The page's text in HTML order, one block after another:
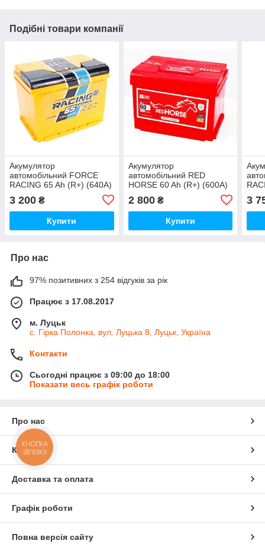
Подібні товари компанії
Акумулятор
автомобільний FORCE
RACING 65 Ah (R+) (640А)
3 200 ₴
Купити
Акумулятор
автомобільний RED
HORSE 60 Ah (R+) (600А)
2 800₴
Купити
3
Про нас
97% позитивних з 254 відгуків за рік
Працює з 17.08.2017
м. Луцьк
с. Гірка Полонка, вул. Луцька 8, Луцьк, Україна
Контакти
Сьогодні працює з 09:00 до 18:00
Показати весь графік роботи
Про нас
Контакти
Доставка та оплата
Графік роботи
Повна версія сайту
КНОПКА
ЗВ'ЯЗКУ